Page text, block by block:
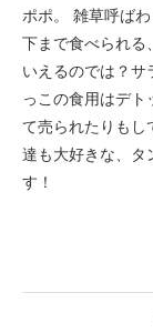
ポポ。 雑草呼ば
下まで食べられ
いえるのでは？
っこの食用はデ
て売られたりもし
達も大好きな、タ
す！